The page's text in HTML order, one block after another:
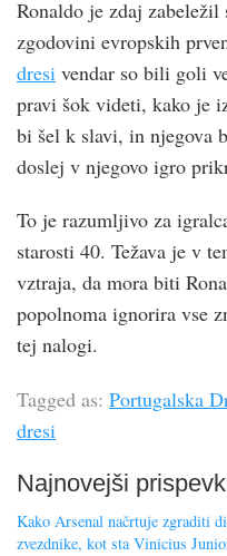
Ronaldo je zdaj
zgodovini evropskih
dresi vendar so bili goli
pravi šok videti, kako je
bi šel k slavi, in njegova
doslej v njegovo igro
To je razumljivo za
starosti 40. Težava je v
vztraja, da mora biti
popolnoma ignorira vse
tej nalogi.
Tagged as: Portugalska
dresi
Najnovejši
Kako Arsenal načrtuje zgraditi
zvezdnike, kot sta Vinicius